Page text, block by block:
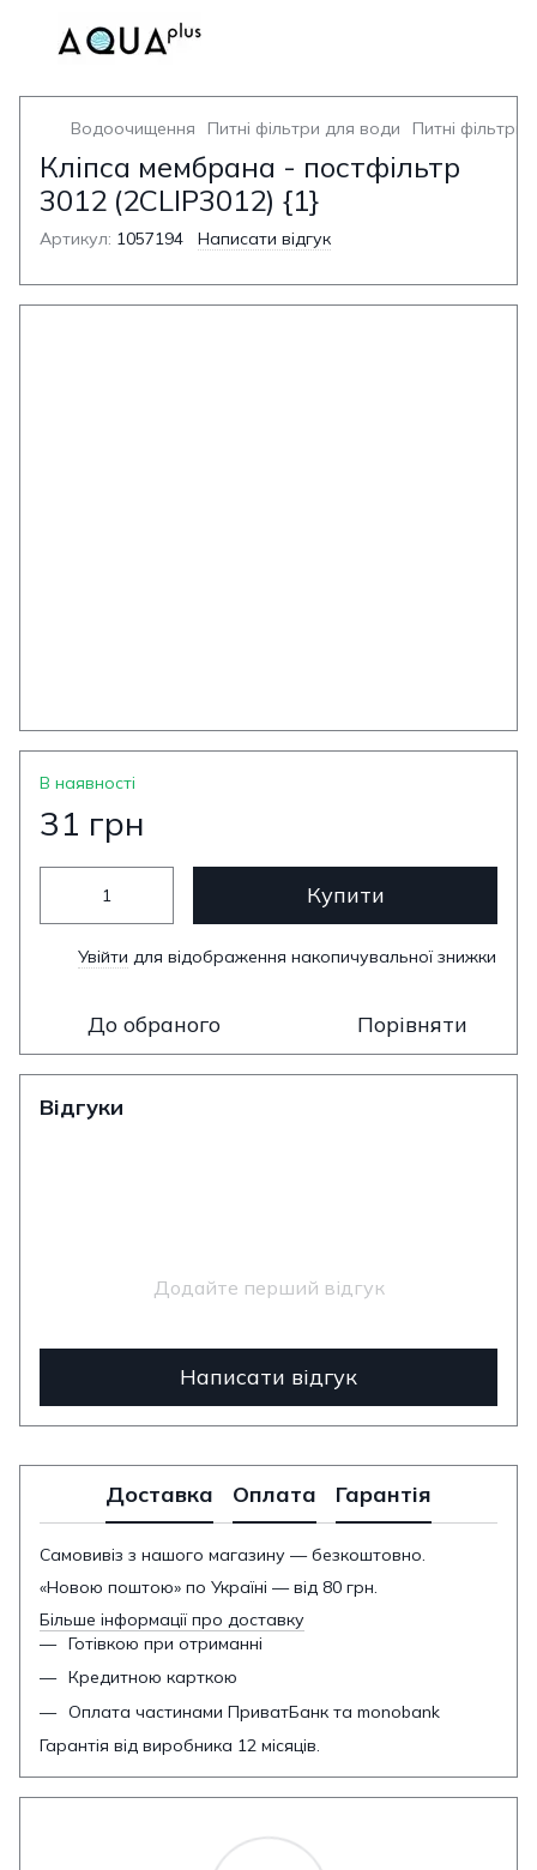
Водоочищення Питні фільтри для води Питні фільтри
Кліпса мембрана - постфільтр
3012 (2CLIP3012) {1}
Артикул: 1057194 Написати відгук
В наявності
31 грн
Купити
Увійти для відображення накопичувальної знижки
До обраного Порівняти
Відгуки
Додайте перший відгук
Написати відгук
Доставка Оплата Гарантія
Самовивіз з нашого магазину — безкоштовно.
«Новою поштою» по Україні — від 80 грн.
Більше інформації про доставку
Готівкою при отриманні
Кредитною карткою
Оплата частинами ПриватБанк та monobank
Гарантія від виробника 12 місяців.